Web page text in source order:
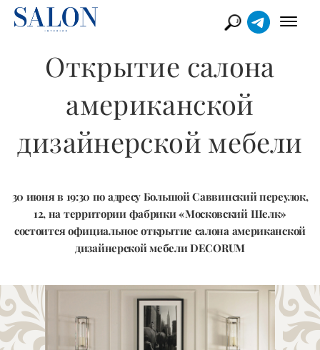
Открытие салона
американской
дизайнерской мебели
30 июня в 19:30 по адресу Большой Саввинский переулок,
12, на территории фабрики «Московский Шелк»
состоится официальное открытие салона американской
дизайнерской мебели DECORUM